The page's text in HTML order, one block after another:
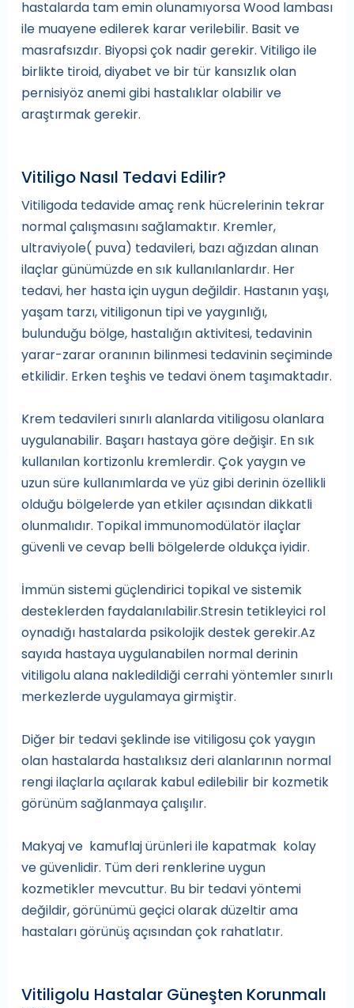
hastalarda tam emin olunamıyorsa Wood lambası
ile muayene edilerek karar verilebilir. Basit ve
masrafsızdır. Biyopsi çok nadir gerekir. Vitiligo ile
birlikte tiroid, diyabet ve bir tür kansızlık olan
pernisiyöz anemi gibi hastalıklar olabilir ve
araştırmak gerekir.
Vitiligo Nasıl Tedavi Edilir?
Vitiligoda tedavide amaç renk hücrelerinin tekrar
normal çalışmasını sağlamaktır. Kremler,
ultraviyole( puva) tedavileri, bazı ağızdan alınan
ilaçlar günümüzde en sık kullanılanlardır. Her
tedavi, her hasta için uygun değildir. Hastanın yaşı,
yaşam tarzı, vitiligonun tipi ve yaygınlığı,
bulunduğu bölge, hastalığın aktivitesi, tedavinin
yarar-zarar oranının bilinmesi tedavinin seçiminde
etkilidir. Erken teşhis ve tedavi önem taşımaktadır.
Krem tedavileri sınırlı alanlarda vitiligosu olanlara
uygulanabilir. Başarı hastaya göre değişir. En sık
kullanılan kortizonlu kremlerdir. Çok yaygın ve
uzun süre kullanımlarda ve yüz gibi derinin özellikli
olduğu bölgelerde yan etkiler açısından dikkatli
olunmalıdır. Topikal immunomodülatör ilaçlar
güvenli ve cevap belli bölgelerde oldukça iyidir.
İmmün sistemi güçlendirici topikal ve sistemik
desteklerden faydalanılabilir.Stresin tetikleyici rol
oynadığı hastalarda psikolojik destek gerekir.Az
sayıda hastaya uygulanabilen normal derinin
vitiligolu alana nakledildiği cerrahi yöntemler sınırlı
merkezlerde uygulamaya girmiştir.
Diğer bir tedavi şeklinde ise vitiligosu çok yaygın
olan hastalarda hastalıksız deri alanlarının normal
rengi ilaçlarla açılarak kabul edilebilir bir kozmetik
görünüm sağlanmaya çalışılır.
Makyaj ve kamuflaj ürünleri ile kapatmak kolay
ve güvenlidir. Tüm deri renklerine uygun
kozmetikler mevcuttur. Bu bir tedavi yöntemi
değildir, görünümü geçici olarak düzeltir ama
hastaları görünüş açısından çok rahatlatır.
Vitiligolu Hastalar Güneşten Korunmalı